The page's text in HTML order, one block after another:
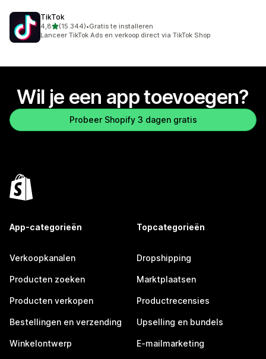
TikTok
4,8van 5 sterren
(15.344)
15344 recensies in totaal
•Gratis te installeren
Lanceer TikTok Ads en verkoop direct via TikTok Shop
Wil je een app toevoegen?
Probeer Shopify 3 dagen gratis
App-categorieën
Verkoopkanalen
Producten zoeken
Producten verkopen
Bestellingen en verzending
Winkelontwerp
Topcategorieën
Dropshipping
Marktplaatsen
Productrecensies
Upselling en bundels
E-mailmarketing